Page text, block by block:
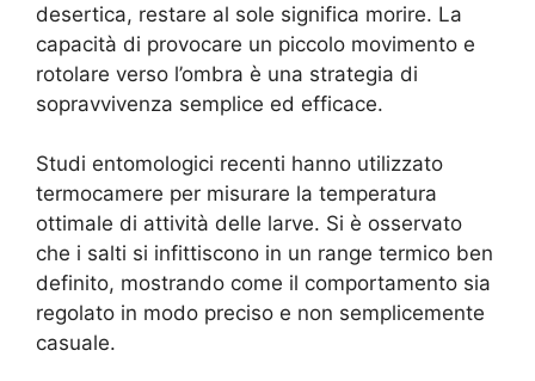
desertica, restare al sole significa morire. La
capacità di provocare un piccolo movimento e
rotolare verso l’ombra è una strategia di
sopravvivenza semplice ed efficace.
Studi entomologici recenti hanno utilizzato
termocamere per misurare la temperatura
ottimale di attività delle larve. Si è osservato
che i salti si infittiscono in un range termico ben
definito, mostrando come il comportamento sia
regolato in modo preciso e non semplicemente
casuale.